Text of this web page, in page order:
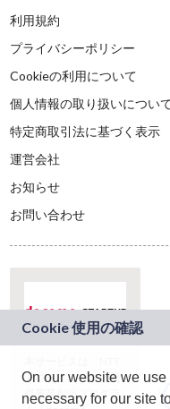
利用規約
プライバシーポリシー
Cookieの利用について
個人情報の取り扱いについ
特定商取引法に基づく表示
運営会社
お知らせ
お問い合わせ
ドコモグループの新
規事業創出プログラ
On our website we
necessary for our site